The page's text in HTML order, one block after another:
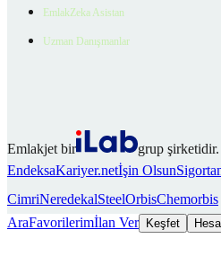
EmlakZeka Asistan
Uzman Danışmanlar
Emlakjet bir
grup şirketidir.
EndeksaKariyer.netİşin Olsun
CimriNeredekalSteelOrbisChemorbis
AraFavorilerimİlan Ver Keşfet